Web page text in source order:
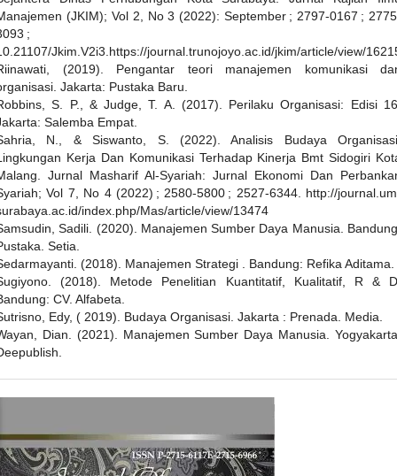
(JKIM); Vol 2, No 3 (2022): September ; 2797-0167 ;
;
Jkim.V2i3.https://journal.trunojoyo.ac.id/jkim/article/view/
(2019). Pengantar teori manajemen komunikasi
Jakarta: Pustaka Baru.
S. P., & Judge, T. A. (2017). Perilaku Organisasi: Edisi
Salemba Empat.
N., & Siswanto, S. (2022). Analisis Budaya
Kerja Dan Komunikasi Terhadap Kinerja Bmt Sidogiri
Jurnal Masharif Al-Syariah: Jurnal Ekonomi Dan
Vol 7, No 4 (2022) ; 2580-5800 ; 2527-6344. http://
index.php/Mas/article/view/13474
Sadili. (2020). Manajemen Sumber Daya Manusia.
Setia.
(2018). Manajemen Strategi . Bandung: Refika Aditama.
(2018). Metode Penelitian Kuantitatif, Kualitatif, R &
CV. Alfabeta.
Edy, ( 2019). Budaya Organisasi. Jakarta : Prenada. Media.
Dian. (2021). Manajemen Sumber Daya Manusia.